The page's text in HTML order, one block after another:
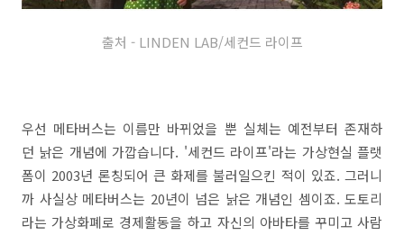
출처 - LINDEN LAB/세컨드 라이프
우선 메타버스는 이름만 바뀌었을 뿐 실체는 예전부터 존재하
던 낡은 개념에 가깝습니다. '세컨드 라이프'라는 가상현실 플랫
폼이 2003년 론칭되어 큰 화제를 불러일으킨 적이 있죠. 그러니
까 사실상 메타버스는 20년이 넘은 낡은 개념인 셈이죠. 도토리
라는 가상화폐로 경제활동을 하고 자신의 아바타를 꾸미고 사람